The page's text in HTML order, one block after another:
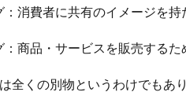
：消費者に共有のイメージを
：商品・サービスを販売する
全くの別物というわけでもあ